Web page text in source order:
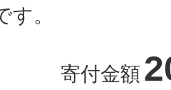
。
寄付金額